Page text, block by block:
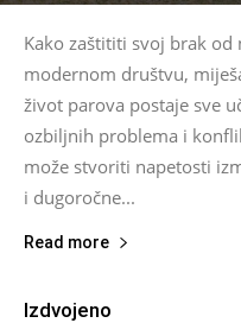
Kako zaštititi svoj brak
modernom društvu,
život parova postaje sve
ozbiljnih problema i
može stvoriti napetosti
i dugoročne...
Read more
Izdvojeno